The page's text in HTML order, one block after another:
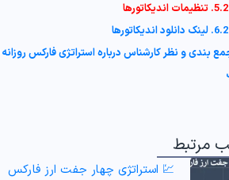
5.2. تنظیمات اندیکاتورها
6.2. لینک دانلود اندیکاتورها
مرتبط
💹 استراتژی چهار جفت ارز فارکس